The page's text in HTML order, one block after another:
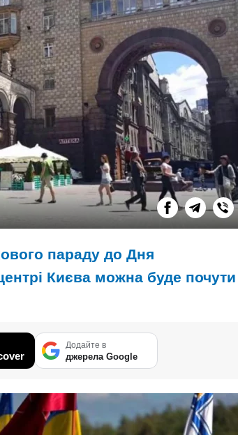
параду до Дня
Києва можна буде почути
Додайте в
джерела Google